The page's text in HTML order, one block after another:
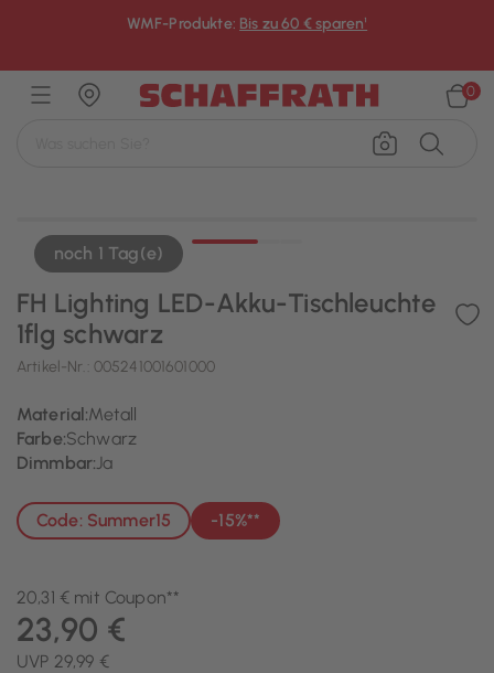
WMF-Produkte: Bis zu 60 € sparen¹
0
noch 1 Tag(e)
FH Lighting LED-Akku-Tischleuchte
1flg schwarz
Artikel-Nr.: 005241001601000
Material:Metall
Farbe:Schwarz
Dimmbar:Ja
Code: Summer15 -15%**
20,31 € mit Coupon**
UVP 29,99 €
23,90 €